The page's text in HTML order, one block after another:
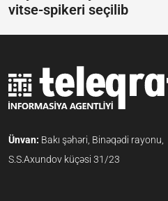
vitse-spikeri seçilib
Ünvan: Bakı şəhəri, Binəqədi rayonu,
S.S.Axundov küçəsi 31/23